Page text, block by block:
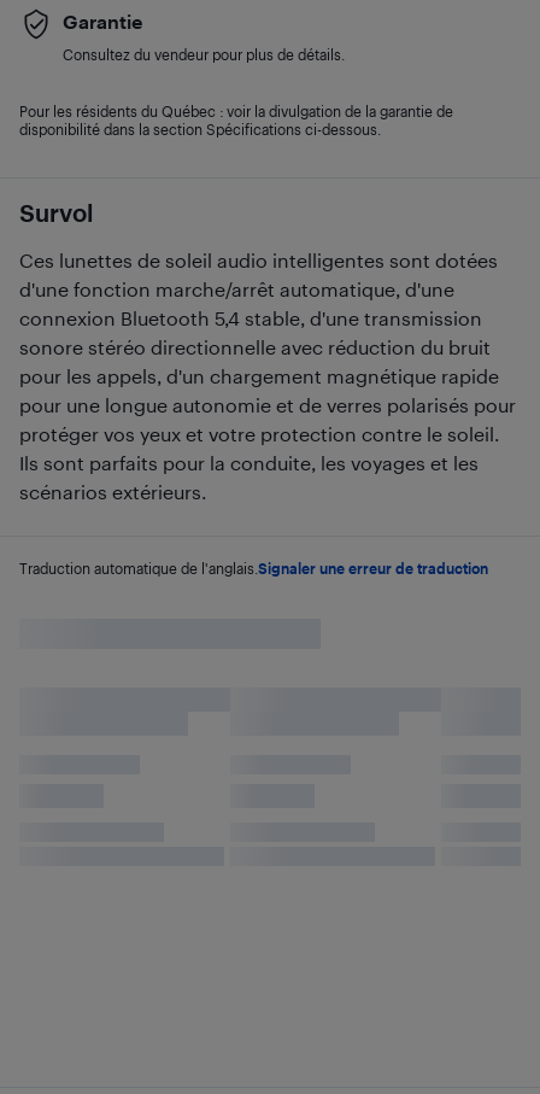
Survol
Ces lunettes de soleil audio intelligentes sont dotées
d'une fonction marche/arrêt automatique, d'une
connexion Bluetooth 5,4 stable, d'une transmission
sonore stéréo directionnelle avec réduction du bruit
pour les appels, d'un chargement magnétique rapide
pour une longue autonomie et de verres polarisés pour
protéger vos yeux et votre protection contre le soleil.
Ils sont parfaits pour la conduite, les voyages et les
scénarios extérieurs.
Traduction automatique de l'anglais. Signaler une erreur de traduction
Garantie
Consultez du vendeur pour plus de détails.
Pour les résidents du Québec : voir la divulgation de la garantie de
disponibilité dans la section Spécifications ci-dessous.